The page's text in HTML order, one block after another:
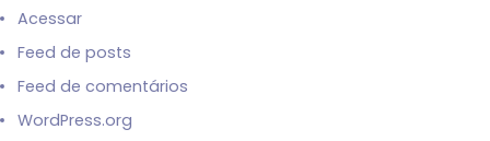
Acessar
Feed de posts
Feed de comentários
WordPress.org